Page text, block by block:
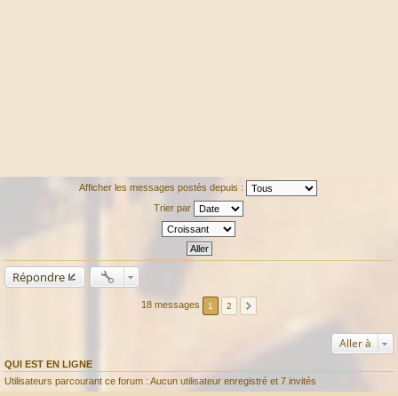
Afficher les messages postés depuis :
Trier par
Répondre
18 messages 1 2
Aller à
QUI EST EN LIGNE
Utilisateurs parcourant ce forum : Aucun utilisateur enregistré et 7 invités